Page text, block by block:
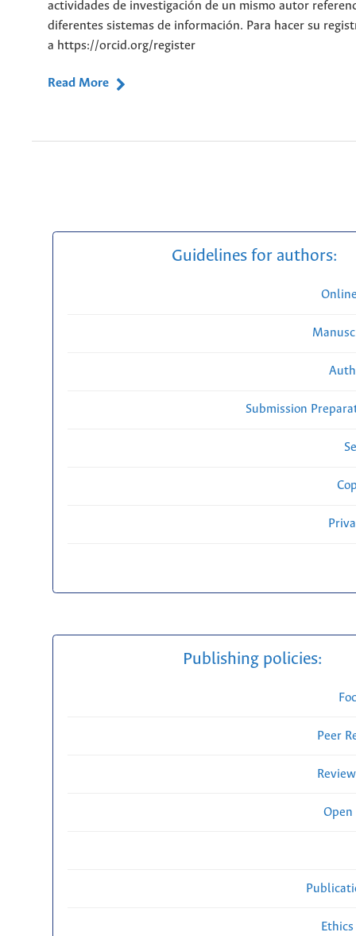
actividades de investigación de un mismo autor
diferentes sistemas de información. Para hacer su
a https://orcid.org/register
Read More
Guidelines for authors:
Submission
Publishing policies:
Peer
Open